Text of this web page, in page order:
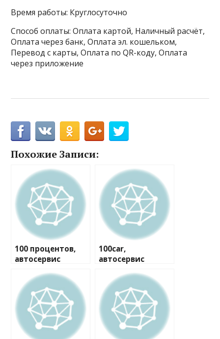
Время работы: Круглосуточно
Способ оплаты: Оплата картой, Наличный расчёт,
Оплата через банк, Оплата эл. кошельком,
Перевод с карты, Оплата по QR-коду, Оплата
через приложение
Похожие Записи:
100 процентов,
автосервис
100car,
автосервис